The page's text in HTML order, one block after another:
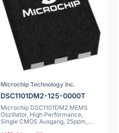
Microchip Technology Inc.
DSC1101DM2-125-0000T
Microchip DSC1101DM2 MEMS
Oszillator, High Performance,
Single CMOS Ausgang, 25ppm,